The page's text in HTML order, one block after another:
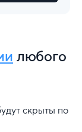
любого
скрыты по